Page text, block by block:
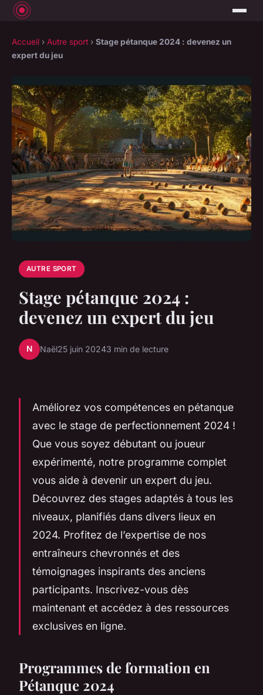
Accueil › Autre sport › Stage pétanque 2024 : devenez un
expert du jeu
AUTRE SPORT
Stage pétanque 2024 :
devenez un expert du jeu
N Naël25 juin 20243 min de lecture
Améliorez vos compétences en pétanque
avec le stage de perfectionnement 2024 !
Que vous soyez débutant ou joueur
expérimenté, notre programme complet
vous aide à devenir un expert du jeu.
Découvrez des stages adaptés à tous les
niveaux, planifiés dans divers lieux en
2024. Profitez de l’expertise de nos
entraîneurs chevronnés et des
témoignages inspirants des anciens
participants. Inscrivez-vous dès
maintenant et accédez à des ressources
exclusives en ligne.
Programmes de formation en
Pétanque 2024